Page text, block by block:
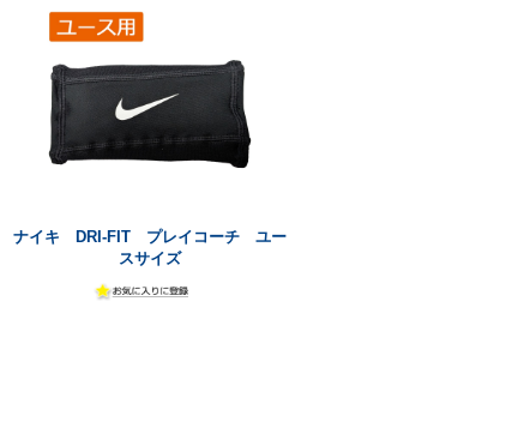
ナイキ DRI-FIT プレイコーチ ユー
スサイズ